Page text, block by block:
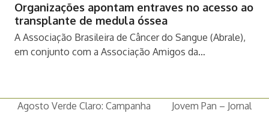
Organizações apontam entraves no acesso ao
transplante de medula óssea
A Associação Brasileira de Câncer do Sangue (Abrale),
em conjunto com a Associação Amigos da…
Agosto Verde Claro: Campanha
Jovem Pan – Jornal